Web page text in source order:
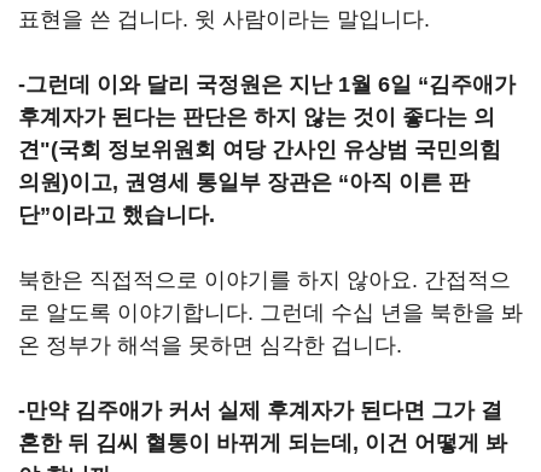
표현을 쓴 겁니다. 윗 사람이라는 말입니다.
-그런데 이와 달리 국정원은 지난 1월 6일 “김주애가
후계자가 된다는 판단은 하지 않는 것이 좋다는 의
견"(국회 정보위원회 여당 간사인 유상범 국민의힘
의원)이고, 권영세 통일부 장관은 “아직 이른 판
단”이라고 했습니다.
북한은 직접적으로 이야기를 하지 않아요. 간접적으
로 알도록 이야기합니다. 그런데 수십 년을 북한을 봐
온 정부가 해석을 못하면 심각한 겁니다.
-만약 김주애가 커서 실제 후계자가 된다면 그가 결
혼한 뒤 김씨 혈통이 바뀌게 되는데, 이건 어떻게 봐